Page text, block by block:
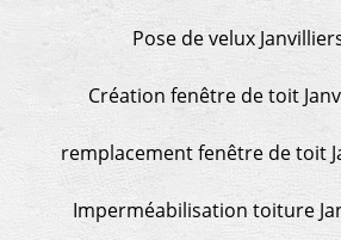
Pose de velux
Création fenêtre de toit
remplacement fenêtre de toit
Imperméabilisation toiture